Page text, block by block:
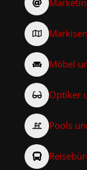
Möbel
Optiker
Pools